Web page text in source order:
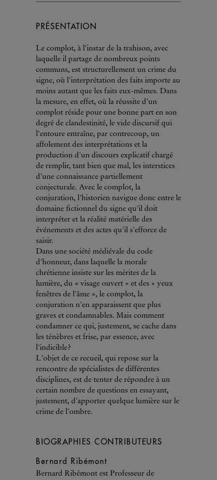
PRÉSENTATION
Le complot, à l'instar de la trahison, avec
laquelle il partage de nombreux points
communs, est structurellement un crime du
signe, où l'interprétation des faits importe au
moins autant que les faits eux-mêmes. Dans
la mesure, en effet, où la réussite d'un
complot réside pour une bonne part en son
degré de clandestinité, le vide discursif qui
l'entoure entraîne, par contrecoup, un
affolement des interprétations et la
production d'un discours explicatif chargé
de remplir, tant bien que mal, les interstices
d'une connaissance partiellement
conjecturale. Avec le complot, la
conjuration, l'historien navigue donc entre le
domaine fictionnel du signe qu'il doit
interpréter et la réalité matérielle des
événements et des actes qu'il s'efforce de
saisir.
Dans une société médiévale du code
d'honneur, dans laquelle la morale
chrétienne insiste sur les mérites de la
lumière, du « visage ouvert » et des « yeux
fenêtres de l'âme », le complot, la
conjuration n'en apparaissent que plus
graves et condamnables. Mais comment
condamner ce qui, justement, se cache dans
les ténèbres et frise, par essence, avec
l'indicible?
L'objet de ce recueil, qui repose sur la
rencontre de spécialistes de différentes
disciplines, est de tenter de répondre à un
certain nombre de questions en essayant,
justement, d'apporter quelque lumière sur le
crime de l'ombre.
BIOGRAPHIES CONTRIBUTEURS
Bernard Ribémont
Bernard Ribémont est Professeur de